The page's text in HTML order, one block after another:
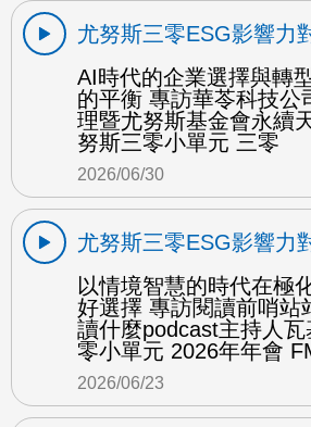
尤努斯三零ESG影響力
AI時代的企業選擇與轉
的平衡 專訪華苓科技公
理暨尤努斯基金會永續
努斯三零小單元 三零
2026/06/30
尤努斯三零ESG影響力
以情境智慧的時代在極
好選擇 專訪閱讀前哨站
讀什麼podcast主持人瓦
零小單元 2026年年會
2026/06/23